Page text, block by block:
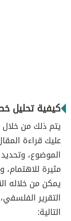
كيفية تحليل
يتم ذلك من خلال
عليك قراءة
الموضوع،
مثيرة
يمكن من خلاله
التقرير
التالية: